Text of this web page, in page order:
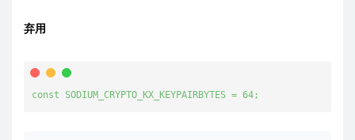
弃用
const SODIUM_CRYPTO_KX_KEYPAIRBYTES = 64;